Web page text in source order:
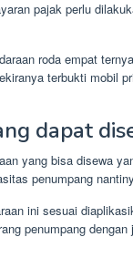
pajak perlu
roda empat
terbukti mobil
dapat
yang bisa disewa
penumpang
ini sesuai
penumpang